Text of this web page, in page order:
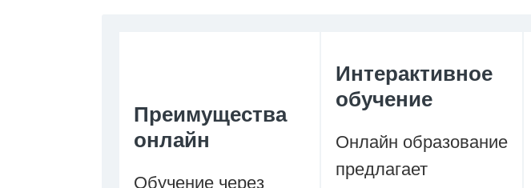
Преимущества
онлайн
Обучение через
Интерактивное
обучение
Онлайн образование
предлагает